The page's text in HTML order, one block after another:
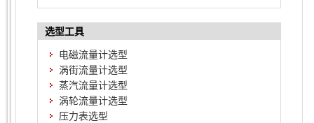
选型工具
电磁流量计选型
涡街流量计选型
蒸汽流量计选型
涡轮流量计选型
压力表选型